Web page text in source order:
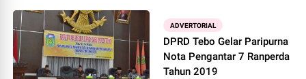
ADVERTORIAL
DPRD Tebo Gelar Paripurna
Nota Pengantar 7 Ranperda
Tahun 2019